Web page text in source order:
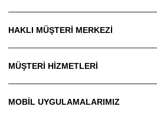
HAKLI MÜŞTERİ MERKEZİ
MÜŞTERİ HİZMETLERİ
MOBİL UYGULAMALARIMIZ